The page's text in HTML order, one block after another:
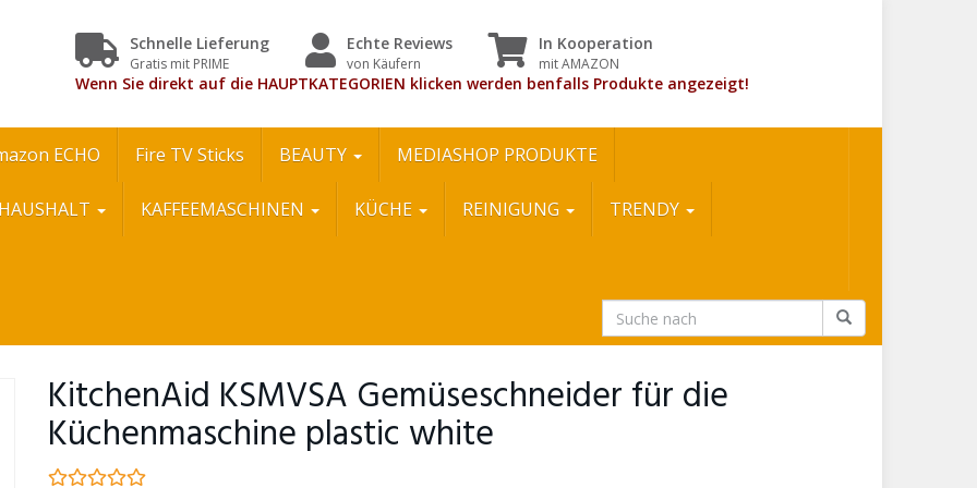
Schnelle Lieferung
Gratis mit PRIME
Echte Reviews
von Käufern
In Kooperation
mit AMAZON
Wenn Sie direkt auf die HAUPTKATEGORIEN klicken werden benfalls Produkte angezeigt!
ECHO Fire TV Sticks BEAUTY MEDIASHOP PRODUKTE
HAUSHALT KAFFEEMASCHINEN KÜCHE REINIGUNG TRENDY
KitchenAid KSMVSA Gemüseschneider für die
Küchenmaschine plastic white